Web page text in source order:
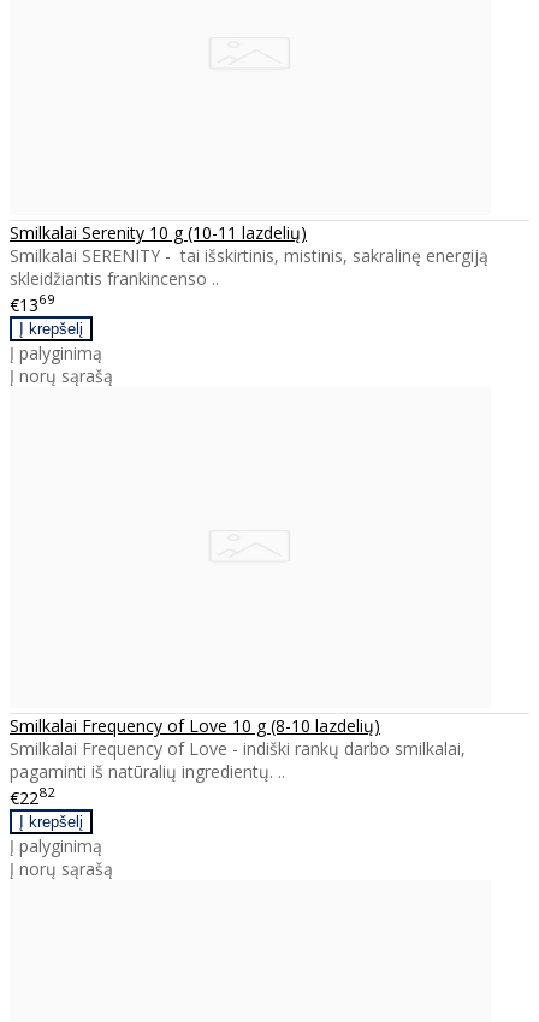
Smilkalai Serenity 10 g (10-11 lazdelių)
Smilkalai SERENITY - tai išskirtinis, mistinis, sakralinę energiją
skleidžiantis frankincenso ..
€1369
Į palyginimą
Į norų sąrašą
Smilkalai Frequency of Love 10 g (8-10 lazdelių)
Smilkalai Frequency of Love - indiški rankų darbo smilkalai,
pagaminti iš natūralių ingredientų. ..
€2282
Į palyginimą
Į norų sąrašą